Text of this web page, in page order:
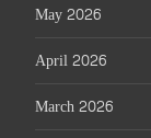
May 2026
April 2026
March 2026